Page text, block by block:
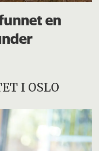
en
I OSLO